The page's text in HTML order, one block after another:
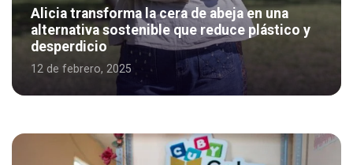
Alicia transforma la cera de abeja en una
alternativa sostenible que reduce plástico y
desperdicio
12 de febrero, 2025